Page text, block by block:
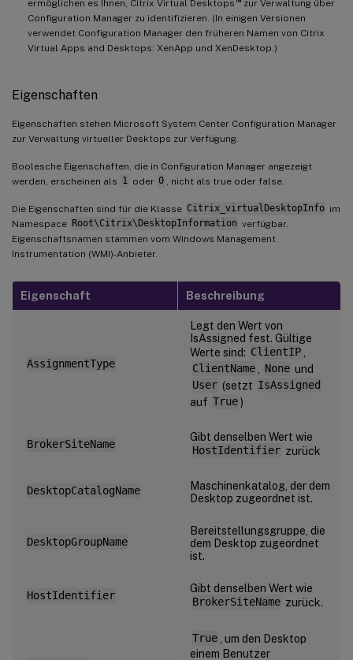
ermöglichen es Ihnen, Citrix Virtual Desktops
zur Verwaltung über
Configuration Manager zu identifizieren. (In einigen Versionen
verwendet Configuration Manager den früheren Namen von Citrix
Virtual Apps and Desktops: XenApp und XenDesktop.)
Eigenschaften
Eigenschaften stehen Microsoft System Center Configuration Manager
zur Verwaltung virtueller Desktops zur Verfügung.
Boolesche Eigenschaften, die in Configuration Manager angezeigt
werden, erscheinen als 1 oder 0 , nicht als true oder false.
Die Eigenschaften sind für die Klasse Citrix_virtualDesktopInfo im
Namespace Root\Citrix\DesktopInformation verfügbar.
Eigenschaftsnamen stammen vom Windows Management
Instrumentation (WMI)-Anbieter.
Eigenschaft Beschreibung
AssignmentType
Legt den Wert von
IsAssigned fest. Gültige
Werte sind: ClientIP
ClientName
None und
User (setzt IsAssigned
auf True)
BrokerSiteName
Gibt denselben Wert wie
HostIdentifier zurück
DesktopCatalogName
Maschinenkatalog, der dem
Desktop zugeordnet ist.
DesktopGroupName
Bereitstellungsgruppe, die
dem Desktop zugeordnet
ist.
HostIdentifier
Gibt denselben Wert wie
BrokerSiteName zurück.
True , um den Desktop
einem Benutzer